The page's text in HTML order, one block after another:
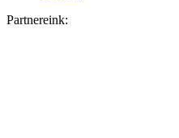
Partnereink: